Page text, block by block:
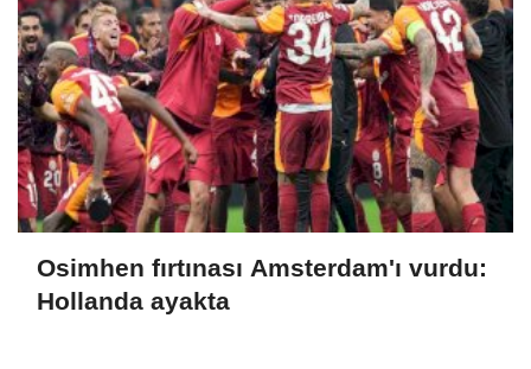
Osimhen fırtınası Amsterdam'ı vurdu:
Hollanda ayakta